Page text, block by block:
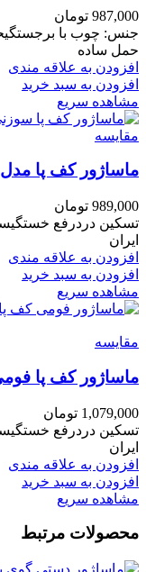
987,000 تومان
جنس: چوب با
حمل ساده
افزودن به علاقه مندی
افزودن به سبد خرید
مشاهده سریع
مقایسه
ماساژور کف پا
989,000 تومان
تسکین دردرفع
ایران
افزودن به علاقه مندی
افزودن به سبد خرید
مشاهده سریع
مقایسه
ماساژور کف پا
1,079,000 تومان
تسکین دردرفع
ایران
افزودن به علاقه مندی
افزودن به سبد خرید
مشاهده سریع
محصولات مرتبط